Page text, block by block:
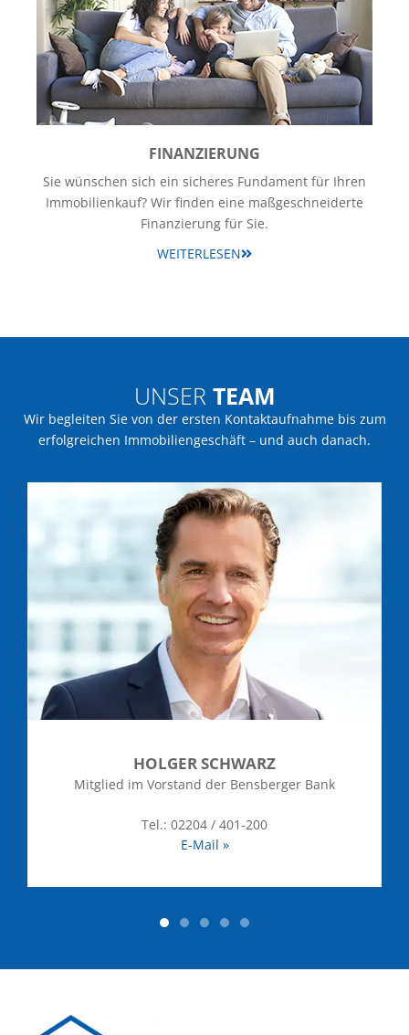
FINANZIERUNG
Sie wünschen sich ein sicheres Fundament für Ihren
Immobilienkauf? Wir finden eine maßgeschneiderte
Finanzierung für Sie.
WEITERLESEN
UNSER TEAM
Wir begleiten Sie von der ersten Kontaktaufnahme bis zum
erfolgreichen Immobiliengeschäft – und auch danach.
FRANK RÜTTEN
Geschäftsführer
Tel.: 02204 / 401-200
E-Mail »